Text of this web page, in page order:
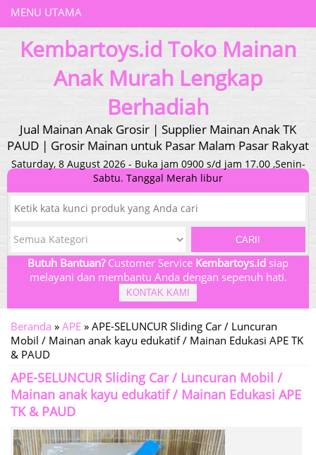
MENU UTAMA
Kembartoys.id Toko Mainan
Anak Murah Lengkap
Berhadiah
Jual Mainan Anak Grosir | Supplier Mainan Anak TK
PAUD | Grosir Mainan untuk Pasar Malam Pasar Rakyat
Saturday, 8 August 2026 - Buka jam 0900 s/d jam 17.00 ,Senin-
Sabtu. Tanggal Merah libur
CARI!
Butuh Bantuan?Customer Service Kembartoys.id siap
melayani dan membantu Anda dengan sepenuh hati.
KONTAK KAMI
Beranda » APE » APE-SELUNCUR Sliding Car / Luncuran
Mobil / Mainan anak kayu edukatif / Mainan Edukasi APE TK
& PAUD
APE-SELUNCUR Sliding Car / Luncuran Mobil /
Mainan anak kayu edukatif / Mainan Edukasi APE
TK & PAUD